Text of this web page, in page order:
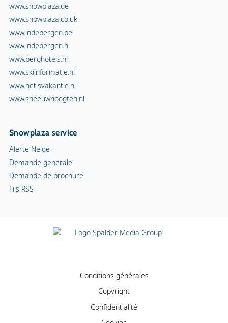
www.snowplaza.de
www.snowplaza.co.uk
www.indebergen.be
www.indebergen.nl
www.berghotels.nl
www.skiinformatie.nl
www.hetisvakantie.nl
www.sneeuwhoogten.nl
Snowplaza service
Alerte Neige
Demande generale
Demande de brochure
Fils RSS
Conditions générales
Copyright
Confidentialité